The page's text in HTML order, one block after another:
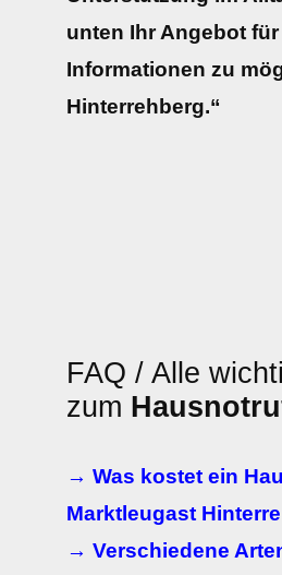
unten Ihr Angebot
Informationen zu
Hinterrehberg.“
FAQ / Alle
zum
→ Was kostet ein
Marktleugast
→ Verschiedene